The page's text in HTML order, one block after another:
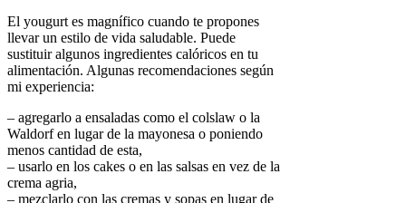
El yougurt es magnífico cuando te propones
llevar un estilo de vida saludable. Puede
sustituir algunos ingredientes calóricos en tu
alimentación. Algunas recomendaciones según
mi experiencia:
– agregarlo a ensaladas como el colslaw o la
Waldorf en lugar de la mayonesa o poniendo
menos cantidad de esta,
– usarlo en los cakes o en las salsas en vez de la
crema agria,
– mezclarlo con las cremas y sopas en lugar de